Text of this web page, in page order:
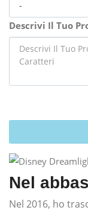
Descrivi Il Tuo
Nel
Nel 2016, ho